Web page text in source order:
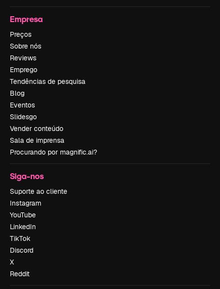
Empresa
Preços
Sobre nós
Reviews
Emprego
Tendências de pesquisa
Blog
Eventos
Slidesgo
Vender conteúdo
Sala de imprensa
Procurando por magnific.ai?
Siga-nos
Suporte ao cliente
Instagram
YouTube
LinkedIn
TikTok
Discord
X
Reddit